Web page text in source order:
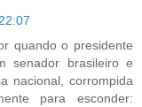
quando o presidente
senador brasileiro e
nacional, corrompida
para esconder: